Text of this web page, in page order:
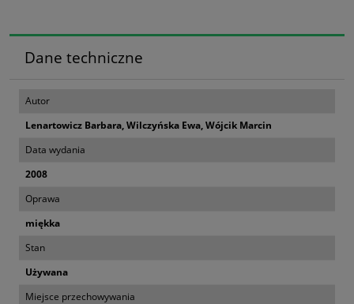
Dane techniczne
Autor
Lenartowicz Barbara, Wilczyńska Ewa, Wójcik Marcin
Data wydania
2008
Oprawa
miękka
Stan
Używana
Miejsce przechowywania